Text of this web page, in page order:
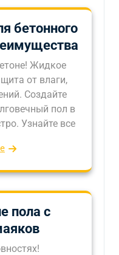
бетонного
Жидкое
от влаги,
Создайте
пол в
Узнайте все
пола с